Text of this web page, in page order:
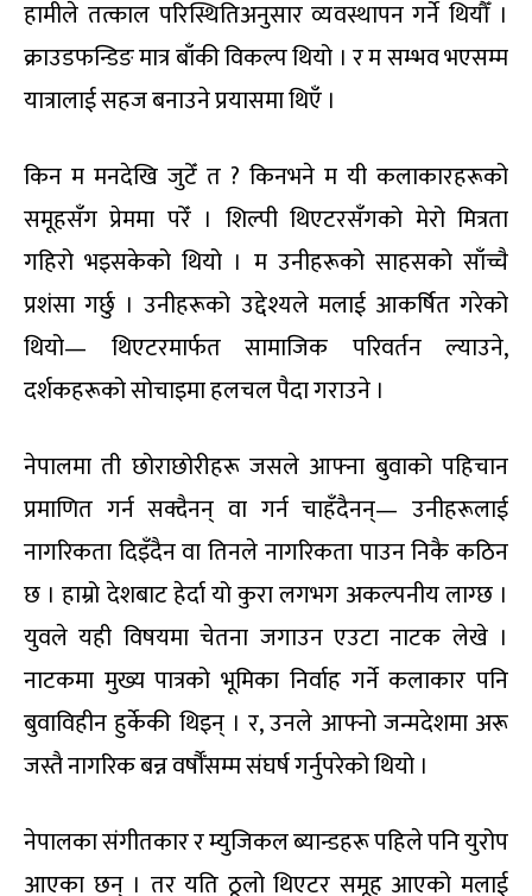
हामीले तत्काल परिस्थितिअनुसार व्यवस्थापन गर्ने थियौँ ।
क्राउडफन्डिङ मात्र बाँकी विकल्प थियो । र म सम्भव भएसम्म
यात्रालाई सहज बनाउने प्रयासमा थिएँ ।
किन म मनदेखि जुटेँ त ? किनभने म यी कलाकारहरूको
समूहसँग प्रेममा परेँ । शिल्पी थिएटरसँगको मेरो मित्रता
गहिरो भइसकेको थियो । म उनीहरूको साहसको साँच्चै
प्रशंसा गर्छु । उनीहरूको उद्देश्यले मलाई आकर्षित गरेको
थियो— थिएटरमार्फत सामाजिक परिवर्तन ल्याउने,
दर्शकहरूको सोचाइमा हलचल पैदा गराउने ।
नेपालमा ती छोराछोरीहरू जसले आफ्ना बुवाको पहिचान
प्रमाणित गर्न सक्दैनन् वा गर्न चाहँदैनन्— उनीहरूलाई
नागरिकता दिइँदैन वा तिनले नागरिकता पाउन निकै कठिन
छ । हाम्रो देशबाट हेर्दा यो कुरा लगभग अकल्पनीय लाग्छ ।
युवले यही विषयमा चेतना जगाउन एउटा नाटक लेखे ।
नाटकमा मुख्य पात्रको भूमिका निर्वाह गर्ने कलाकार पनि
बुवाविहीन हुर्केकी थिइन् । र, उनले आफ्नो जन्मदेशमा अरू
जस्तै नागरिक बन्न वर्षौँसम्म संघर्ष गर्नुपरेको थियो ।
नेपालका संगीतकार र म्युजिकल ब्यान्डहरू पहिले पनि युरोप
आएका छन् । तर यति ठूलो थिएटर समूह आएको मलाई